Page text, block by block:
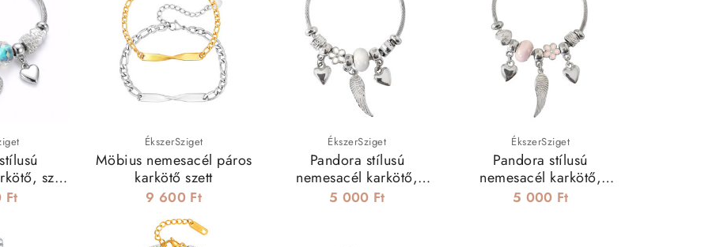
szív
- türkiz
Ft
ÉkszerSziget
Möbius nemesacél páros
karkötő szett
9 600 Ft
ÉkszerSziget
Pandora stílusú
nemesacél karkötő,
angyalszárny charmmal -
5 000 Ft
ÉkszerSziget
Pandora stílusú
nemesacél karkötő,
angyalszárny charmmal -
5 000 Ft